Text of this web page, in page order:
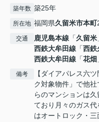
築年数 築25年
所在地 福岡県久留米市本町
交通 鹿児島本線 「久留米
西鉄大牟田線 「西鉄
西鉄大牟田線 「花畑
備考
【ダイアパレス六
ク対象物件」で他
らのマンションは
ており月々のガス
はオートロック・